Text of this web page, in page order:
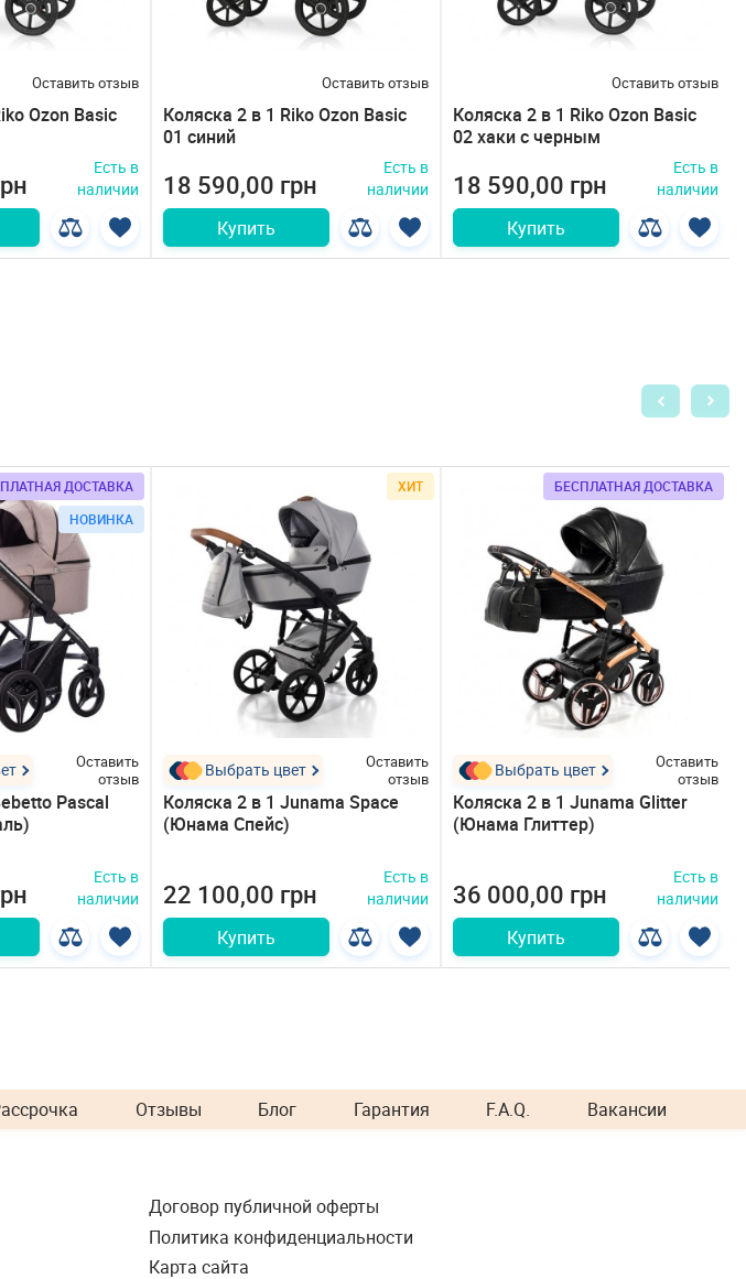
Оставить отзыв
Ozon Basic
Есть в
наличии
Оставить отзыв
Коляска 2 в 1 Riko Ozon Basic
01 синий
18 590,00 грн
Есть в
наличии
Купить
Оставить отзыв
Коляска 2 в 1 Riko Ozon Basic
02 хаки с черным
18 590,00 грн
Есть в
наличии
Купить
ДОСТАВКА
НОВИНКА
Оставить
отзыв
Pascal
Есть в
наличии
ХИТ
Выбрать цвет
Оставить
отзыв
Коляска 2 в 1 Junama Space
(Юнама Спейс)
22 100,00 грн
Есть в
наличии
Купить
БЕСПЛАТНАЯ ДОСТАВКА
Выбрать цвет
Оставить
отзыв
Коляска 2 в 1 Junama Glitter
(Юнама Глиттер)
36 000,00 грн
Есть в
наличии
Купить
Отзывы Блог Гарантия F.A.Q. Вакансии
Договор публичной оферты
Политика конфиденциальности
Карта сайта